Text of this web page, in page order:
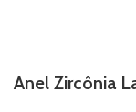
Anel Zircônia